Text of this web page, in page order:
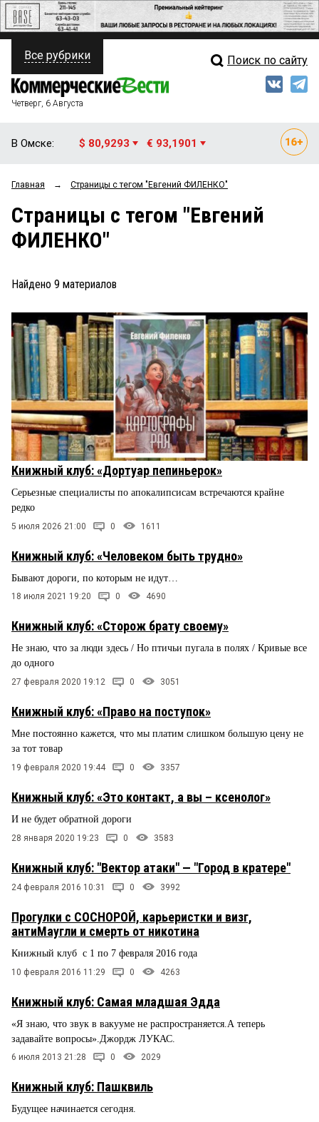
ПОЛИТИКА
ФИНАНСЫ
ОБЩЕСТВО
ЗАКОН
ПРОИСШЕСТВИЯ
СТИЛЬ ЖИЗНИ
Свежий выпуск
Мнения
Рейтинги
Все рубрики Поиск по сайту
Четверг, 6 Августа
В Омске: $ 80,9293 € 93,1901
Главная → Страницы c тегом "Евгений ФИЛЕНКО"
Страницы c тегом "Евгений
ФИЛЕНКО"
Найдено 9 материалов
Книжный клуб: «Дортуар пепиньерок»
Серьезные специалисты по апокалипсисам встречаются крайне
редко
5 июля 2026 21:00 0 1611
Книжный клуб: «Человеком быть трудно»
Бывают дороги, по которым не идут…
18 июля 2021 19:20 0 4690
Книжный клуб: «Сторож брату своему»
Не знаю, что за люди здесь / Но птичьи пугала в полях / Кривые все
до одного
27 февраля 2020 19:12 0 3051
Книжный клуб: «Право на поступок»
Мне постоянно кажется, что мы платим слишком большую цену не
за тот товар
19 февраля 2020 19:44 0 3357
Книжный клуб: «Это контакт, а вы – ксенолог»
И не будет обратной дороги
28 января 2020 19:23 0 3583
Книжный клуб: "Вектор атаки" — "Город в кратере"
24 февраля 2016 10:31 0 3992
Прогулки с СОСНОРОЙ, карьеристки и визг,
антиМаугли и смерть от никотина
Книжный клуб с 1 по 7 февраля 2016 года
10 февраля 2016 11:29 0 4263
Книжный клуб: Самая младшая Эдда
«Я знаю, что звук в вакууме не распространяется.А теперь
задавайте вопросы».Джордж ЛУКАС.
6 июля 2013 21:28 0 2029
Книжный клуб: Пашквиль
Будущее начинается сегодня.